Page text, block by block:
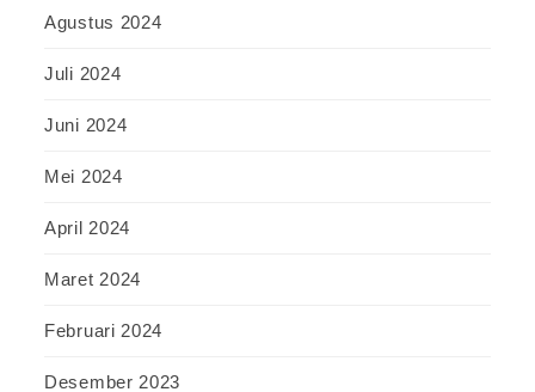
Agustus 2024
Juli 2024
Juni 2024
Mei 2024
April 2024
Maret 2024
Februari 2024
Desember 2023